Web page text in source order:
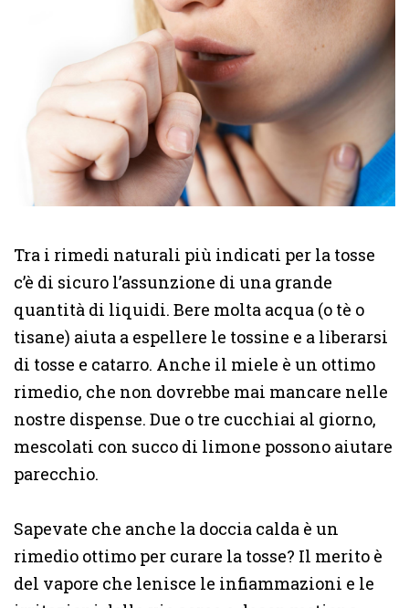
Tra i rimedi naturali più indicati per la tosse
c’è di sicuro l’assunzione di una grande
quantità di liquidi. Bere molta acqua (o tè o
tisane) aiuta a espellere le tossine e a liberarsi
di tosse e catarro. Anche il miele è un ottimo
rimedio, che non dovrebbe mai mancare nelle
nostre dispense. Due o tre cucchiai al giorno,
mescolati con succo di limone possono aiutare
parecchio.
Sapevate che anche la doccia calda è un
rimedio ottimo per curare la tosse? Il merito è
del vapore che lenisce le infiammazioni e le